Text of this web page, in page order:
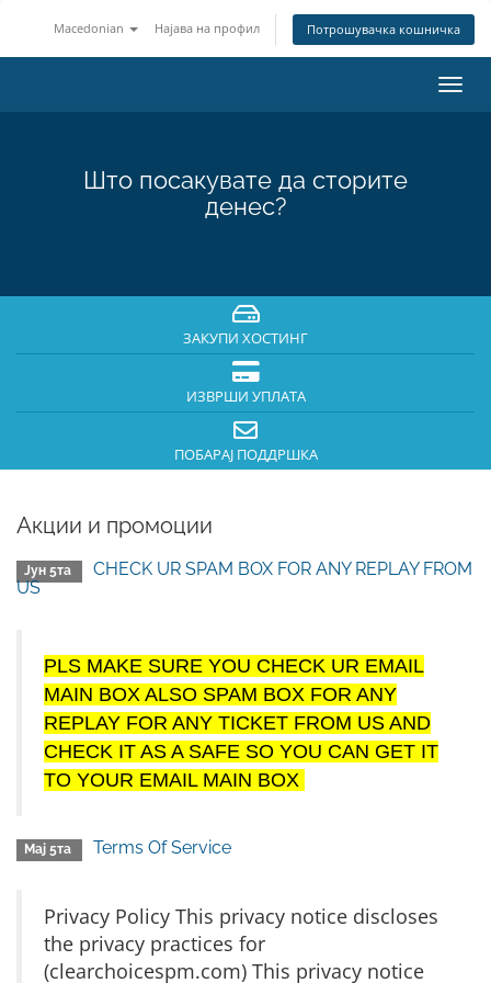
Macedonian Најава на профил Потрошувачка кошничка
ја
Што посакувате да сторите
денес?
ЗАКУПИ ХОСТИНГ
ИЗВРШИ УПЛАТА
ПОБАРАЈ ПОДДРШКА
Акции и промоции
Јун 5та
CHECK UR SPAM BOX FOR ANY REPLAY FROM
US
PLS MAKE SURE YOU CHECK UR EMAIL
MAIN BOX ALSO SPAM BOX FOR ANY
REPLAY FOR ANY TICKET FROM US AND
CHECK IT AS A SAFE SO YOU CAN GET IT
TO YOUR EMAIL MAIN BOX
Мај 5та Terms Of Service
Privacy Policy This privacy notice discloses
the privacy practices for
(clearchoicespm.com) This privacy notice